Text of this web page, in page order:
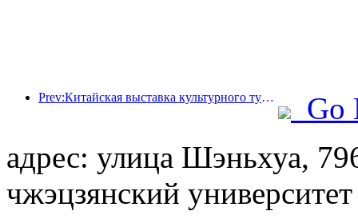
Prev:Китайская выставка культурного туризма 2025 пройдет в Ухане с 12 по 14 сентября.
Go
адрес: улица Шэньхуа,
чжэцзянский университет